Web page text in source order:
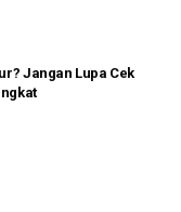
Jangan Lupa Cek